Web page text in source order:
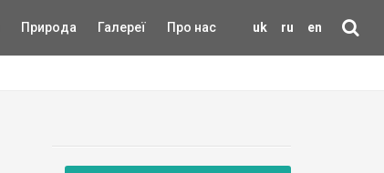
uk ru en
Природа Галереї Про нас